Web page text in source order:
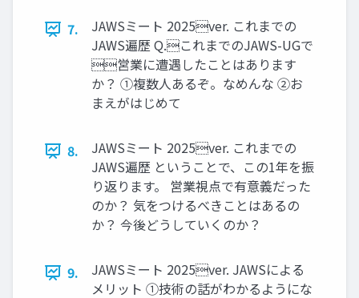
7.
JAWSミート 2025ver. これまでの
JAWS遍歴 Q.これまでのJAWS-UGで
営業に遭遇したことはあります
か？ ①複数⼈あるぞ。なめんな ②お
まえがはじめて
8.
JAWSミート 2025ver. これまでの
JAWS遍歴 ということで、この1年を振
り返ります。 営業視点で有意義だった
のか？ 気をつけるべきことはあるの
か？ 今後どうしていくのか？
9.
JAWSミート 2025ver. JAWSによる
メリット ①技術の話がわかるようにな